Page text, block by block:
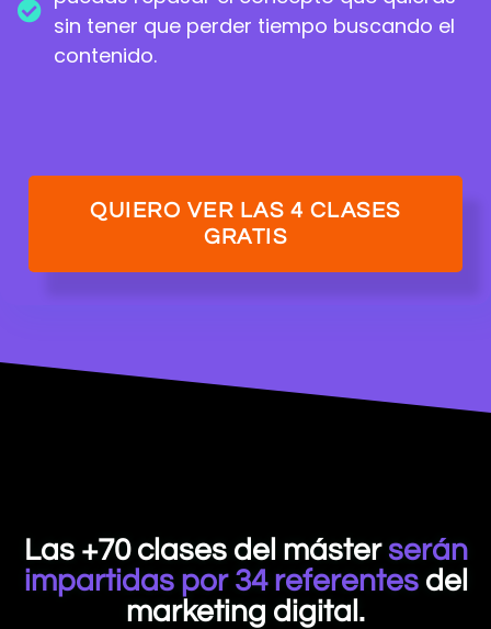
sin tener que perder tiempo buscando el
contenido.
QUIERO VER LAS 4 CLASES
GRATIS
Las +70 clases del máster serán
impartidas por 34 referentes del
marketing digital.